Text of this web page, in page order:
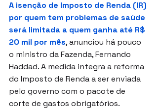
A isenção de Imposto de Renda (IR)
por quem tem problemas de saúde
será limitada a quem ganha até R$
20 mil por mês, anunciou há pouco
o ministro da Fazenda, Fernando
Haddad. A medida integra a reforma
do Imposto de Renda a ser enviada
pelo governo com o pacote de
corte de gastos obrigatórios.